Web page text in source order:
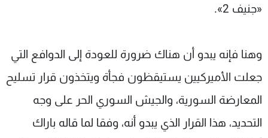
«جنيف 2».
وهنا فإنه يبدو أن هناك ضرورة للعودة إلى الدوافع التي
جعلت الأميركيين يستيقظون فجأة ويتخذون قرار تسليح
المعارضة السورية، والجيش السوري الحر على وجه
التحديد، هذا القرار الذي يبدو أنه، وفقا لما قاله باراك